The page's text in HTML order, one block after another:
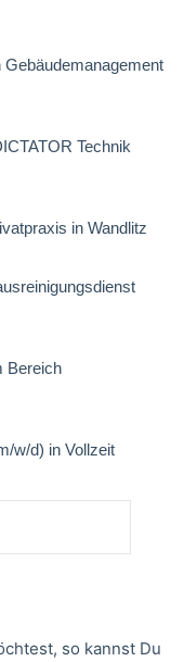
Technik
in Wandlitz
Bereich
w/d) in Vollzeit
so kannst Du